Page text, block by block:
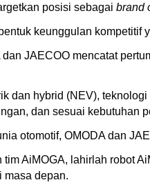
posisi sebagai brand
keunggulan
JAECOO mencatat
dan hybrid (NEV),
dan sesuai kebutuhan
otomotif, OMODA dan
AiMOGA, lahirlah robot
masa depan.